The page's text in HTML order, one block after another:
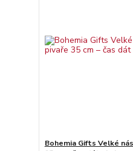
Bohemia Gifts Velké